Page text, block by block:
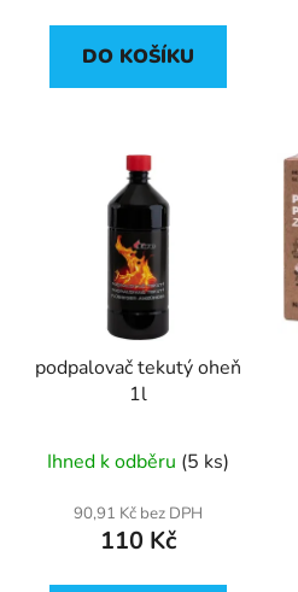
DO KOŠÍKU
podpalovač tekutý oheň
1l
Ihned k odběru (5 ks)
90,91 Kč bez DPH
110 Kč